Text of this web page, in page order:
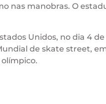
nas manobras. O
Unidos, no dia 4
de skate street,